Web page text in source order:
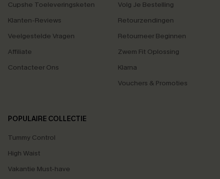
Cupshe Toeleveringsketen
Klanten-Reviews
Veelgestelde Vragen
Affiliate
Contacteer Ons
Volg Je Bestelling
Retourzendingen
Retourneer Beginnen
Zwem Fit Oplossing
Klarna
Vouchers & Promoties
POPULAIRE COLLECTIE
Tummy Control
High Waist
Vakantie Must-have